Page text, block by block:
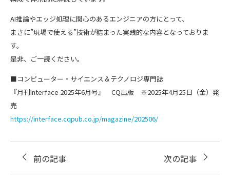
AI推論やエッジ処理に関心のあるエンジニアの方にとって、
まさに”現場で使える”技術が詰まった実践的な内容となっておりま
す。
是非、ご一読ください。
■コンピューター・サイエンス＆テクノロジ専門誌
『月刊Interface 2025年6月号』 CQ出版 ※2025年4月25日（金）発
売
https://interface.cqpub.co.jp/magazine/202506/
前の記事 次の記事